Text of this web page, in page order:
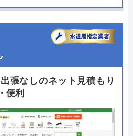
売を行っています。トイレリ
はありますが比較的安価で販
ックしておくとよいでしょ
に依頼することもできるので
に価格を見て他業者と比較し
にしましょう。
張なしのネット見積もり
便利